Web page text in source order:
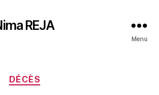
REJA
Menu
Catégories
DÉCÈS